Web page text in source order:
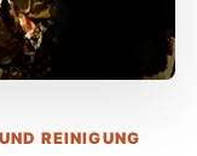
REINIGUNG